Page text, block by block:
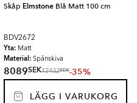
Skåp Elmstone Blå Matt 100 cm
BDV2672
Yta: Matt
Material: Spånskiva
8089SEK12432SEK-35%
LÄGG I VARUKORG